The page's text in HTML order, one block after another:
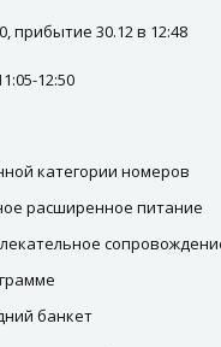
прибытие 30.12 в 12:48
12:50
категории номеров
расширенное питание
банкет